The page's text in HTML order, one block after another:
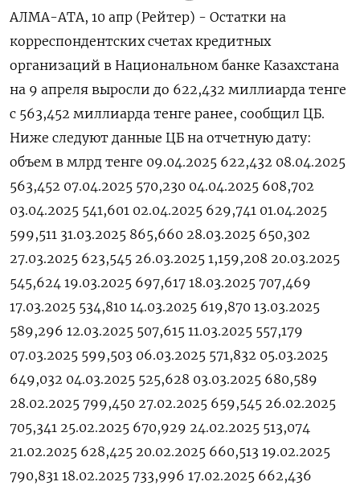
АЛМА-АТА, 10 апр (Рейтер) - Остатки на
корреспондентских счетах кредитных
организаций в Национальном банке Казахстана
на 9 апреля выросли до 622,432 миллиарда тенге
с 563,452 миллиарда тенге ранее, сообщил ЦБ.
Ниже следуют данные ЦБ на отчетную дату:
объем в млрд тенге 09.04.2025 622,432 08.04.2025
563,452 07.04.2025 570,230 04.04.2025 608,702
03.04.2025 541,601 02.04.2025 629,741 01.04.2025
599,511 31.03.2025 865,660 28.03.2025 650,302
27.03.2025 623,545 26.03.2025 1,159,208 20.03.2025
545,624 19.03.2025 697,617 18.03.2025 707,469
17.03.2025 534,810 14.03.2025 619,870 13.03.2025
589,296 12.03.2025 507,615 11.03.2025 557,179
07.03.2025 599,503 06.03.2025 571,832 05.03.2025
649,032 04.03.2025 525,628 03.03.2025 680,589
28.02.2025 799,450 27.02.2025 659,545 26.02.2025
705,341 25.02.2025 670,929 24.02.2025 513,074
21.02.2025 628,425 20.02.2025 660,513 19.02.2025
790,831 18.02.2025 733,996 17.02.2025 662,436